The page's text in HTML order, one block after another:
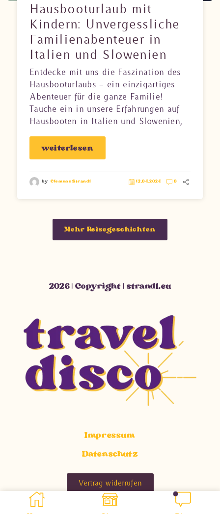
Hausbooturlaub mit
Kindern: Unvergessliche
Familienabenteuer in
Italien und Slowenien
Entdecke mit uns die Faszination des
Hausbooturlaubs – ein einzigartiges
Abenteuer für die ganze Familie!
Tauche ein in unsere Erfahrungen auf
Hausbooten in Italien und Slowenien,
besonders für Kinder so aufregend ist,
und lass dich von den Highlights
unserer Hausbooturlaube verzaubern.
Ob in den Gewässern von Lignano oder
Familienzeit auf dem Wasser.
weiterlesen
by Clemens Strandl 12.04.2024 0
Mehr Reisegeschichten
2026 | Copyright | strandl.eu
Impressum
Datenschutz
Vertrag widerrufen